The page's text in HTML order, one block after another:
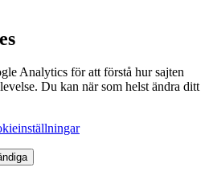
Analytics för att förstå hur sajten
Du kan när som helst ändra ditt